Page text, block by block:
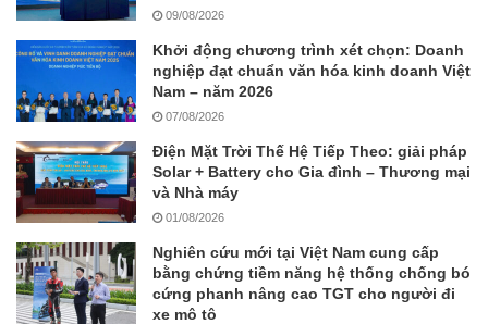
09/08/2026
Khởi động chương trình xét chọn: Doanh
nghiệp đạt chuẩn văn hóa kinh doanh Việt
Nam – năm 2026
07/08/2026
Điện Mặt Trời Thế Hệ Tiếp Theo: giải pháp
Solar + Battery cho Gia đình – Thương mại
và Nhà máy
01/08/2026
Nghiên cứu mới tại Việt Nam cung cấp
bằng chứng tiềm năng hệ thống chống bó
cứng phanh nâng cao TGT cho người đi
xe mô tô